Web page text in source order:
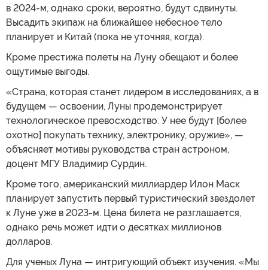
в 2024-м, однако сроки, вероятно, будут сдвинуты.
Высадить экипаж на ближайшее небесное тело
планирует и Китай (пока не уточняя, когда).
Кроме престижа полеты на Луну обещают и более
ощутимые выгоды.
«Страна, которая станет лидером в исследованиях, а в
будущем — освоении, Луны продемонстрирует
технологическое превосходство. У нее будут [более
охотно] покупать технику, электронику, оружие», —
объясняет мотивы руководства стран астроном,
доцент МГУ Владимир Сурдин.
Кроме того, американский миллиардер Илон Маск
планирует запустить первый туристический звездолет
к Луне уже в 2023-м. Цена билета не разглашается,
однако речь может идти о десятках миллионов
долларов.
Для ученых Луна — интригующий объект изучения. «Мы